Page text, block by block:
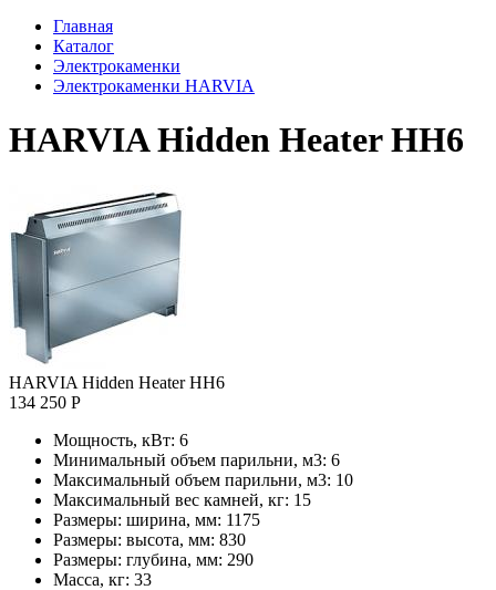
Главная
Каталог
Электрокаменки
Электрокаменки HARVIA
HARVIA Hidden Heater HH6
HARVIA Hidden Heater HH6
134 250 Р
Мощность, кВт: 6
Минимальный объем парильни, м3: 6
Максимальный объем парильни, м3: 10
Максимальный вес камней, кг: 15
Размеры: ширина, мм: 1175
Размеры: высота, мм: 830
Размеры: глубина, мм: 290
Масса, кг: 33